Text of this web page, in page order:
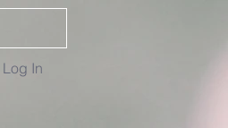
Log In